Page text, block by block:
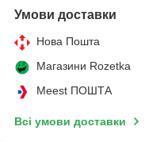
Умови доставки
Нова Пошта
Магазини Rozetka
Meest ПОШТА
Всі умови доставки